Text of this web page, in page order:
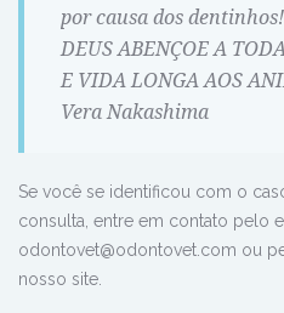
por causa dos dentinhos!
DEUS ABENÇOE A
E VIDA LONGA AOS
Vera Nakashima
Se você se identificou com o
consulta, entre em contato pelo
odontovet@odontovet.com ou
nosso site.